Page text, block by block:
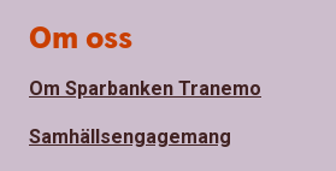
Om oss
Om Sparbanken Tranemo
Samhällsengagemang